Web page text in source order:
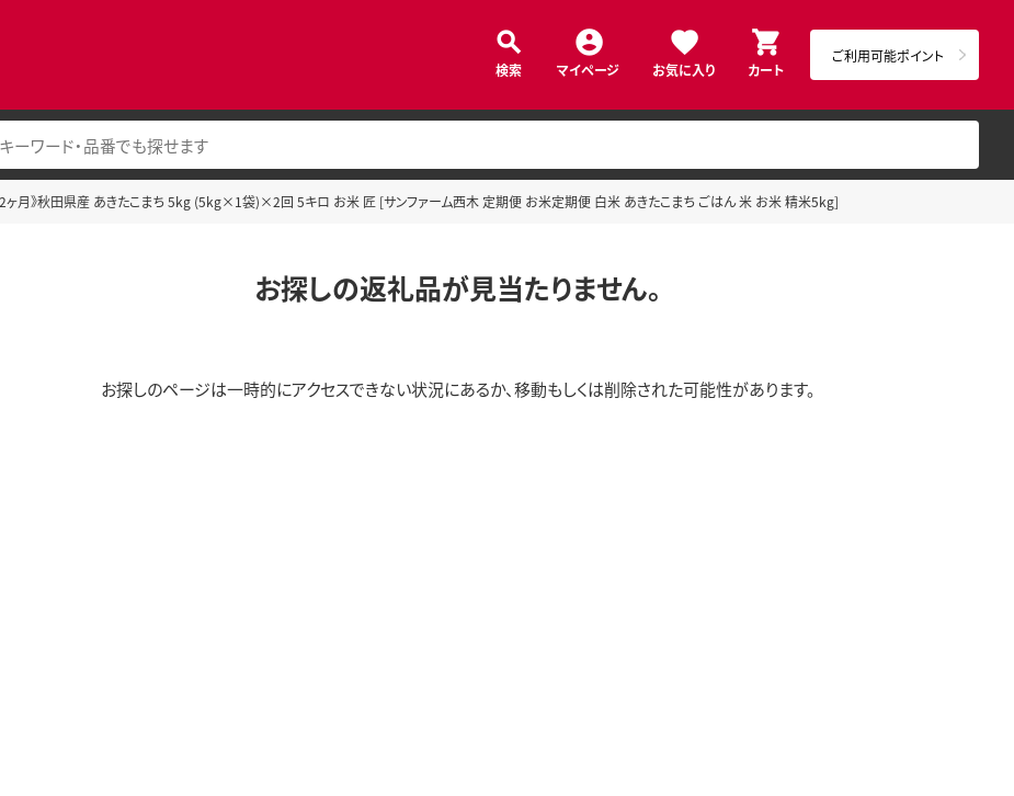
検索 マイページ お気に入り カート
ご利用可能ポイント
2ヶ月》秋田県産 あきたこまち 5kg (5kg×1袋)×2回 5キロ お米 匠 [サンファーム西木 定期便 お米定期便 白米 あきたこまち ごはん 米 お米 精米5kg]
お探しの返礼品が見当たりません。
お探しのページは一時的にアクセスできない状況にあるか、移動もしくは削除された可能性があります。